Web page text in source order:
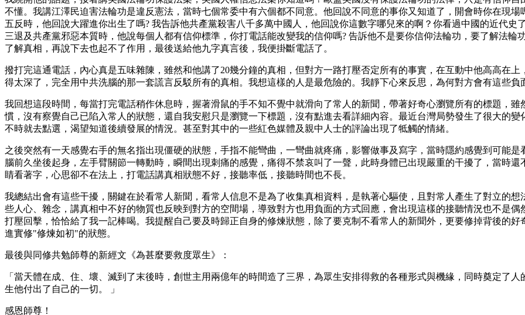
不懂。我講江澤民迫害法輪功是違反憲法，當時七個常委中有六個都不同意。他回說不同意的事你又知道了，開會時你在現
五反時，他回說大躍進你出生了嗎? 我告訴他共產黨殺害八千多萬中國人，他回說你這數字哪兒來的啊？你看過中國的近代
三退及共產黨邪惡本質時，他說每個人都有信仰標準，你打電話能改變我的信仰嗎? 告訴他不是要你信仰法輪功，要了解法
了解真相，再說下去也起不了作用，最後送給他九字真言後，我便掛斷電話了。
撥打完這通電話，內心真是五味雜陳，雖然和他講了20幾分鐘的真相，但對方一路打壓否定所有的事實，在互動中他高高在
得太深了，完全用中共洗腦的那一套謊言反駁所有的真相。我想這樣的人是最危險的。我靜下心來反思，為何對方會有這些
我回想這段時間，每當打完電話稍作休息時，握著滑鼠的手不知不覺中就滑向了常人的新聞，帶著好奇心瀏覽所有的標題，
慣，沒有察覺自己已陷入常人的狀態，還自我安慰只是瀏覽一下標題，沒有點進去看詳細內容。最近台灣局勢發生了很大的
不時就去點選，渴望知道後續發展的情況。甚至對其中的一些紅色媒體及親中人士的評論出現了牴觸的情緒。
之後突然有一天感覺右手的無名指出現僵硬的狀態，手指不能彎曲，一彎曲就疼痛，影響做事及寫字，當時隱約感覺到可能
腦前久坐後起身，左手臂關節一轉動時，瞬間出現刺痛的感覺，痛得不禁哀叫了一聲，此時身體已出現嚴重的干擾了，當時
睛看著字，心思卻不在法上，打電話講真相狀態不好，接聽率低，接聽時間也不長。
我總結出會有這些干擾，關鍵在於看常人新聞，看常人信息不是為了收集真相資料，是執著心驅使，且對常人產生了對立的
些人心、雜念，講真相中不好的物質也反映到對方的空間場，導致對方也用負面的方式回應，會出現這樣的接聽情況也不是
打壓回擊，恰恰給了我一記棒喝。我提醒自己要及時歸正自身的修煉狀態，除了要克制不看常人的新聞外，更要修掉背後的
進實修"修煉如初"的狀態。
最後與同修共勉師尊的新經文《為甚麼要救度眾生》：
「當天體在成、住、壞、滅到了末後時，創世主用兩億年的時間造了三界，為眾生安排得救的各種形式與機緣，同時奠定了
生他付出了自己的一切。 」
感恩師尊！